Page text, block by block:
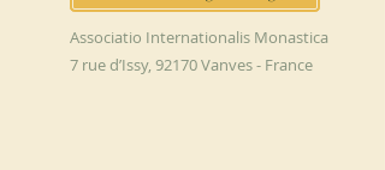
Associatio Internationalis Monastica
7 rue d’Issy, 92170 Vanves - France